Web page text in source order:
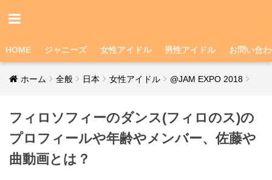
HOME ジャニーズ 女性アイドル 男性アイドル お問い合
ホーム 全般 日本 女性アイドル @JAM EXPO 2018
フィロソフィーのダンス(フィロのス)の
プロフィールや年齢やメンバー、佐藤や
曲動画とは？